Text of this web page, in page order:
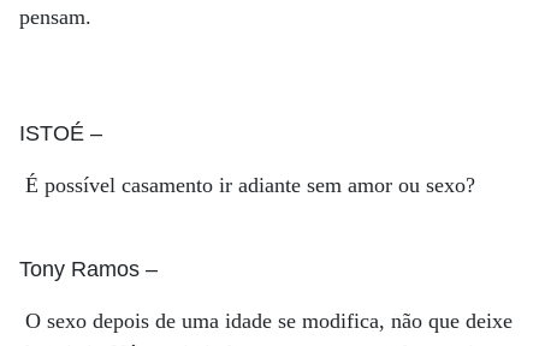
pensam.
ISTOÉ –
É possível casamento ir adiante sem amor ou sexo?
Tony Ramos –
O sexo depois de uma idade se modifica, não que deixe